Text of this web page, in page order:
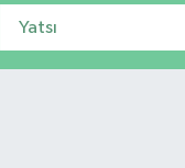
Yatsı